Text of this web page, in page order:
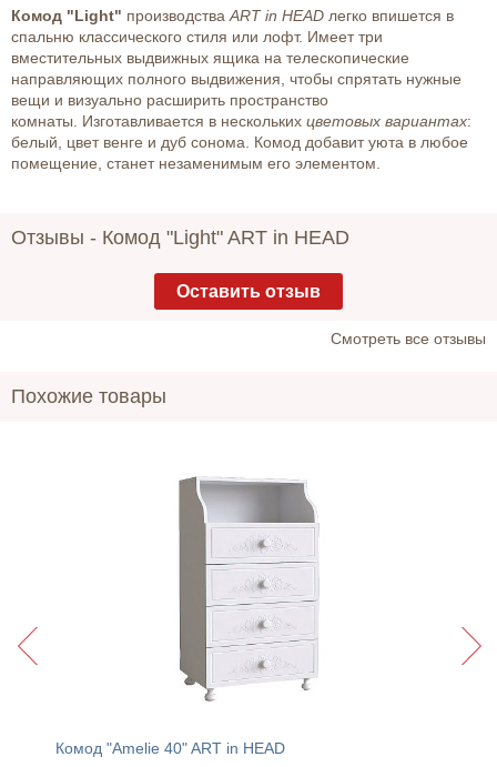
Комод "Light" производства ART in HEAD легко впишется в
спальню классического стиля или лофт. Имеет три
вместительных выдвижных ящика на телескопические
направляющих полного выдвижения, чтобы спрятать нужные
вещи и визуально расширить пространство
комнаты. Изготавливается в нескольких цветовых вариантах:
белый, цвет венге и дуб сонома. Комод добавит уюта в любое
помещение, станет незаменимым его элементом.
Отзывы - Комод "Light" ART in HEAD
Оставить отзыв
Cмотреть все отзывы
Похожие товары
Комод "Amelie 40" ART in HEAD